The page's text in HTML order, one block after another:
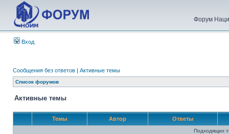
Форум
Вход
Сообщения без ответов | Активные темы
Список форумов
Активные темы
Темы Автор Ответы
Подходящих